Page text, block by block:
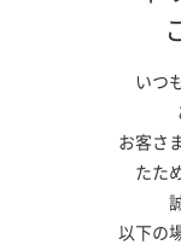
いつ
お客さ
たた
以下の